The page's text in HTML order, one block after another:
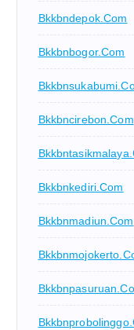
Bkkbndepok.com
Bkkbnbogor.com
Bkkbncirebon.com
Bkkbnkediri.com
Bkkbnmadiun.com